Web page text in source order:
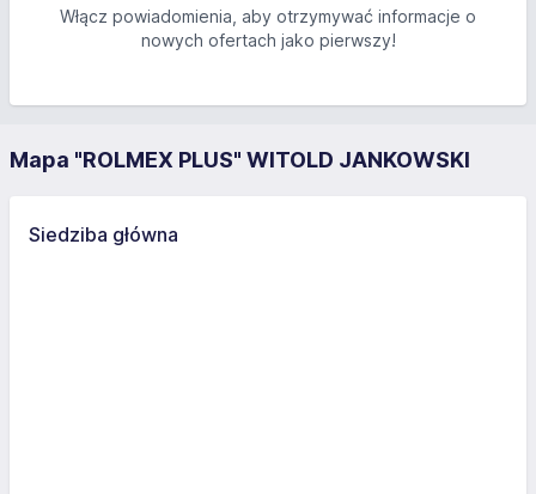
Włącz powiadomienia, aby otrzymywać informacje o
nowych ofertach jako pierwszy!
Mapa "ROLMEX PLUS" WITOLD JANKOWSKI
Siedziba główna